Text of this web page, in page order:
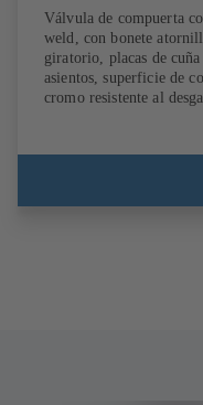
Válvula de compuerta
weld, con bonete
giratorio, placas de
asientos, superficie de
cromo resistente al